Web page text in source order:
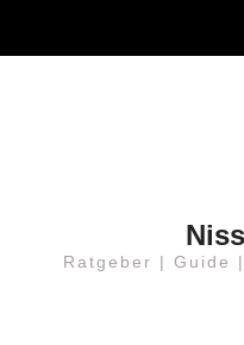
Ratgeber | Guide